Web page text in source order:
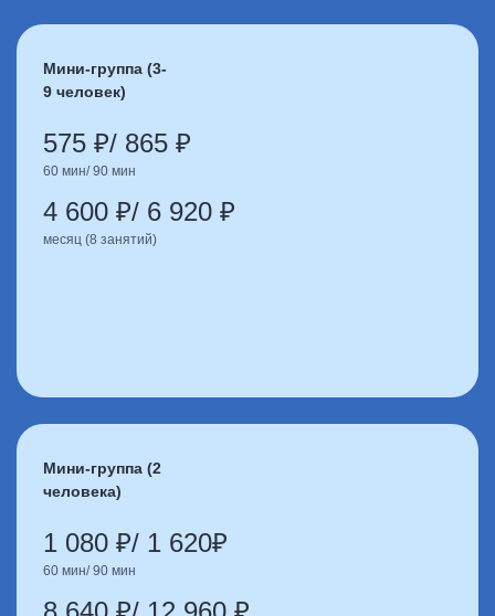
Мини-группа (3-
9 человек)
575 ₽/ 865 ₽
60 мин/ 90 мин
4 600 ₽/ 6 920 ₽
месяц (8 занятий)
Мини-группа (2
человека)
1 080 ₽/ 1 620₽
60 мин/ 90 мин